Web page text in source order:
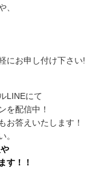
、
にお申し付け下さい!
LINEにて
を配信中！
お答えいたします！
。
す！！